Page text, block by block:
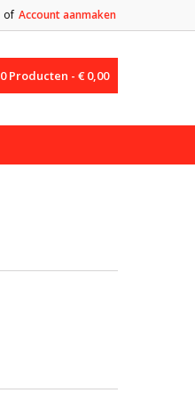
of Account aanmaken
0Producten - € 0,00